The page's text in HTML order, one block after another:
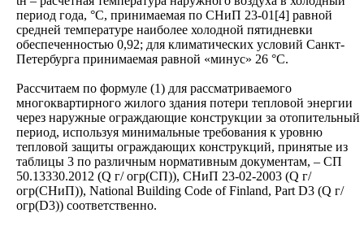
период года, °С, принимаемая по СНиП 23-01[4] равной
средней температуре наиболее холодной пятидневки
обеспеченностью 0,92; для климатических условий Санкт-
Петербурга принимаемая равной «минус» 26 °С.
Рассчитаем по формуле (1) для рассматриваемого
многоквартирного жилого здания потери тепловой энергии
через наружные ограждающие конструкции за отопительный
период, используя минимальные требования к уровню
тепловой защиты ограждающих конструкций, принятые из
таблицы 3 по различным нормативным документам, – СП
50.13330.2012 (Q г/ огр(СП)), СНиП 23-02-2003 (Q г/
огр(СНиП)), National Building Code of Finland, Part D3 (Q г/
огр(D3)) соответственно.